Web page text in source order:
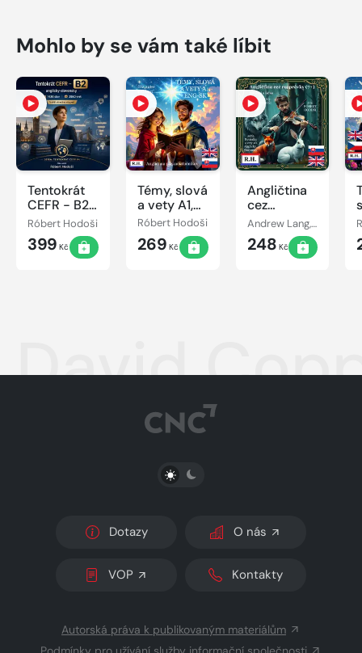
Mohlo by se vám také líbit
Tentokrát
CEFR - B2,
anglicky-
slovensky
Róbert Hodoši
399 Kč
Témy, slová
a vety A1,
ENG-SK
Róbert Hodoši
269 Kč
Angličtina
cez
rozprávky
(7+)
Andrew Lang, Róbert Hodoši
248 Kč
David
PŘEPNOUT SVĚTLÝ/TMAVÝ REŽIM
Dotazy O nás
VOP Kontakty
Autorská práva k publikovaným materiálům